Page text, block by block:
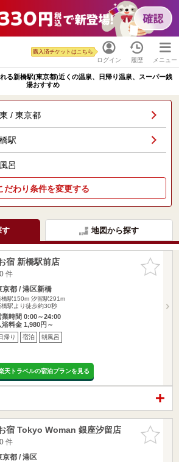
ログイン
購入済チケットはこちら
履歴 メニュー
る新橋駅(東京都)近くの温泉、日帰り温泉、スーパー銭
湯おすすめ
/ 東京都
駅
呂
だわり条件を変更する
す 地図から探す
お気に入
りに追加
宿 新橋駅前店
件
京都 / 港区新橋
橋駅150m 汐留駅291m
橋駅より徒歩約30秒
業時間 0:00～24:00
浴料金 1,980円～
帰り 宿泊 朝風呂
天トラベルの宿泊プランを見る
お気に入
りに追加
宿 Tokyo Woman 銀座汐留店
件
京都 / 港区